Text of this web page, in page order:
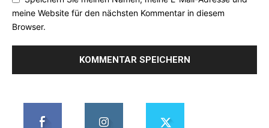
meine Website für den nächsten Kommentar in diesem
Browser.